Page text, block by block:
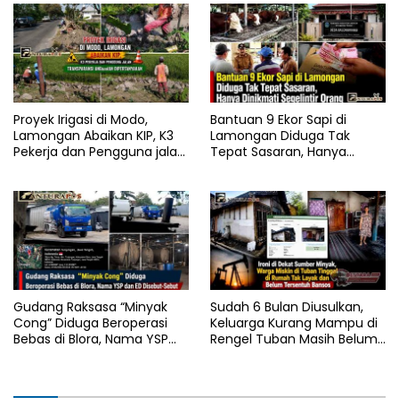
Proyek Irigasi di Modo,
Lamongan Abaikan KIP, K3
Pekerja dan Pengguna jalan,
Bantuan 9 Ekor Sapi di
Lamongan Diduga Tak
Tepat Sasaran, Hanya
Gudang Raksasa “Minyak
Cong” Diduga Beroperasi
Bebas di Blora, Nama YSP
Sudah 6 Bulan Diusulkan,
Keluarga Kurang Mampu di
Rengel Tuban Masih Belum